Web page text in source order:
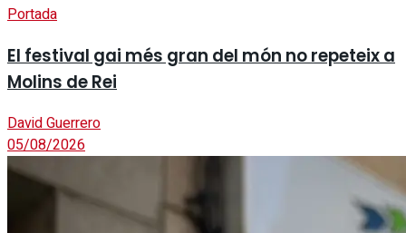
Portada
El festival gai més gran del món no repeteix a
Molins de Rei
David Guerrero
05/08/2026